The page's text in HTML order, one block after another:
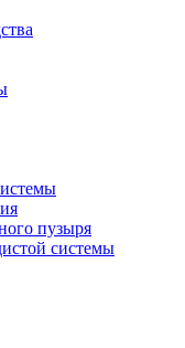
пузыря
системы